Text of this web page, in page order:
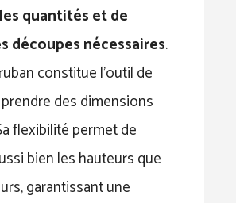
quantités et de
découpes nécessaires.
constitue l’outil de
des dimensions
flexibilité permet de
bien les hauteurs que
garantissant une